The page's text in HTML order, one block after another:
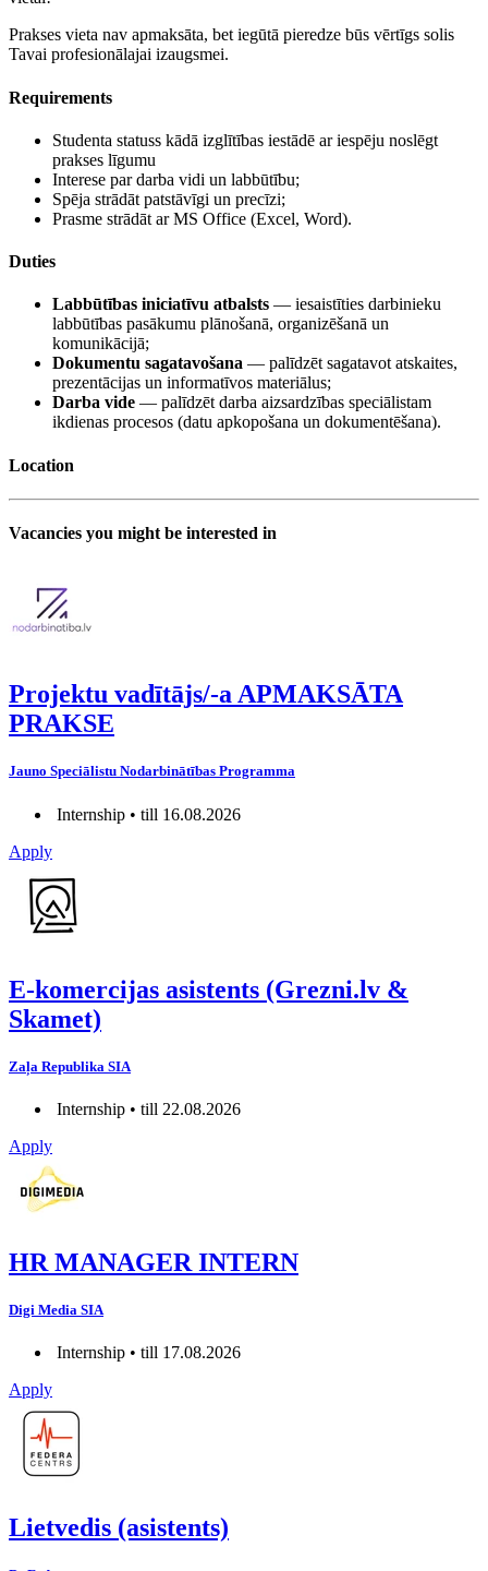
Prakses vieta nav apmaksāta, bet iegūtā pieredze būs vērtīgs solis
Tavai profesionālajai izaugsmei.
Requirements
Studenta statuss kādā izglītības iestādē ar iespēju noslēgt
prakses līgumu
Interese par darba vidi un labbūtību;
Spēja strādāt patstāvīgi un precīzi;
Prasme strādāt ar MS Office (Excel, Word).
Duties
Labbūtības iniciatīvu atbalsts — iesaistīties darbinieku
labbūtības pasākumu plānošanā, organizēšanā un
komunikācijā;
Dokumentu sagatavošana — palīdzēt sagatavot atskaites,
prezentācijas un informatīvos materiālus;
Darba vide — palīdzēt darba aizsardzības speciālistam
ikdienas procesos (datu apkopošana un dokumentēšana).
Location
Vacancies you might be interested in
Projektu vadītājs/-a APMAKSĀTA
PRAKSE
Jauno Speciālistu Nodarbinātības Programma
Internship • till 16.08.2026
Apply
E-komercijas asistents (Grezni.lv &
Skamet)
Zaļa Republika SIA
Internship • till 22.08.2026
Apply
HR MANAGER INTERN
Digi Media SIA
Internship • till 17.08.2026
Apply
Lietvedis (asistents)